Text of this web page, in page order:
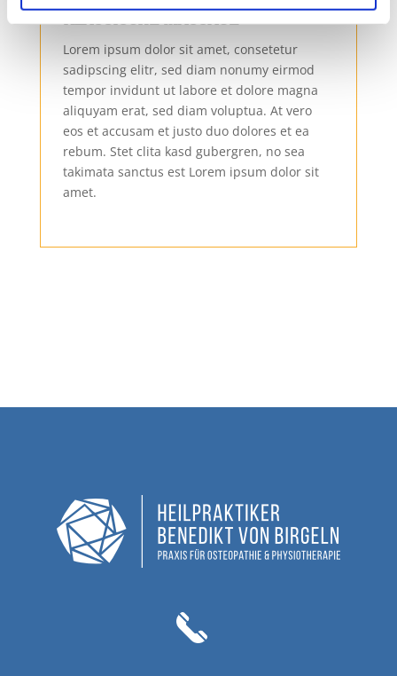
Klassische Massage
Lorem ipsum dolor sit amet, consetetur
sadipscing elitr, sed diam nonumy eirmod
tempor invidunt ut labore et dolore magna
aliquyam erat, sed diam voluptua. At vero
eos et accusam et justo duo dolores et ea
rebum. Stet clita kasd gubergren, no sea
takimata sanctus est Lorem ipsum dolor sit
amet.